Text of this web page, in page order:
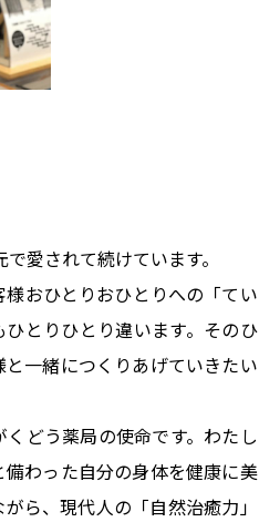
愛されて続けています。
おひとりおひとりへの「てい
とりひとり違います。そのひ
一緒につくりあげていきたい
どう薬局の使命です。わたし
わった自分の身体を健康に美
ら、現代人の「自然治癒力」